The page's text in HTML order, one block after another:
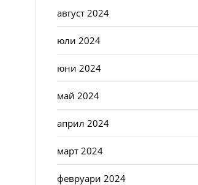
август 2024
юли 2024
юни 2024
май 2024
април 2024
март 2024
февруари 2024